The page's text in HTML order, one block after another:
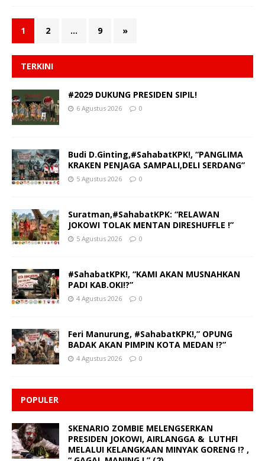
1 2 … 9 »
TERKINI
#2029 DUKUNG PRESIDEN SIPIL!
6 Agustus 2026 0
Budi D.Ginting,#SahabatKPK!, “PANGLIMA
KRAKEN PENJAGA SAMPALI,DELI SERDANG”
5 Agustus 2026 0
Suratman,#SahabatKPK: “RELAWAN
JOKOWI TOLAK MENTAN DIRESHUFFLE !”
5 Agustus 2026 0
#SahabatKPK!, “KAMI AKAN MUSNAHKAN
PADI KAB.OKI!?”
4 Agustus 2026 0
Feri Manurung, #SahabatKPK!,” OPUNG
BADAK AKAN PIMPIN KOTA MEDAN !?”
4 Agustus 2026 0
POPULER
SKENARIO ZOMBIE MELENGSERKAN
PRESIDEN JOKOWI, AIRLANGGA & LUTHFI
MELALUI KELANGKAAN MINYAK GORENG !? ,